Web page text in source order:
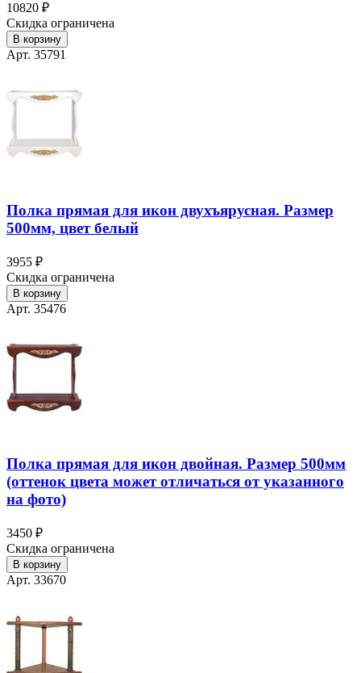
10820 ₽
Скидка ограничена
В корзину
Арт. 35791
Полка прямая для икон двухъярусная. Размер
500мм, цвет белый
3955 ₽
Скидка ограничена
В корзину
Арт. 35476
Полка прямая для икон двойная. Размер 500мм
(оттенок цвета может отличаться от указанного
на фото)
3450 ₽
Скидка ограничена
В корзину
Арт. 33670